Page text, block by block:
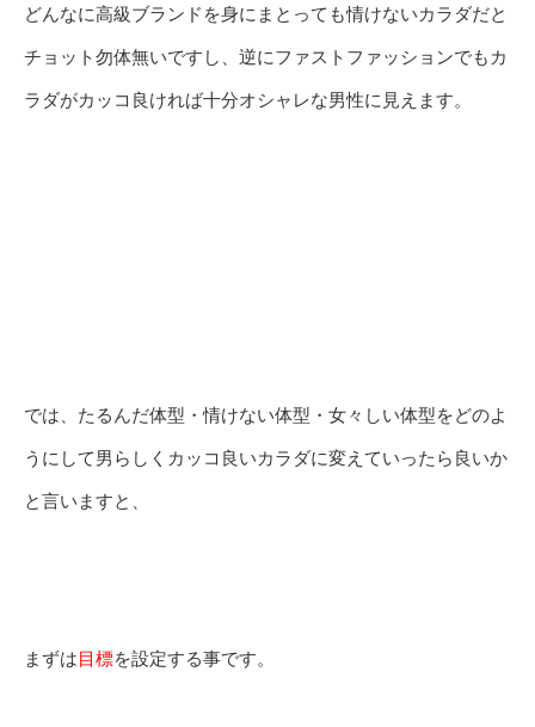
どんなに高級ブランドを身にまとっても情けないカラダだと
チョット勿体無いですし、逆にファストファッションでもカ
ラダがカッコ良ければ十分オシャレな男性に見えます。
では、たるんだ体型・情けない体型・女々しい体型をどのよ
うにして男らしくカッコ良いカラダに変えていったら良いか
と言いますと、
まずは目標を設定する事です。